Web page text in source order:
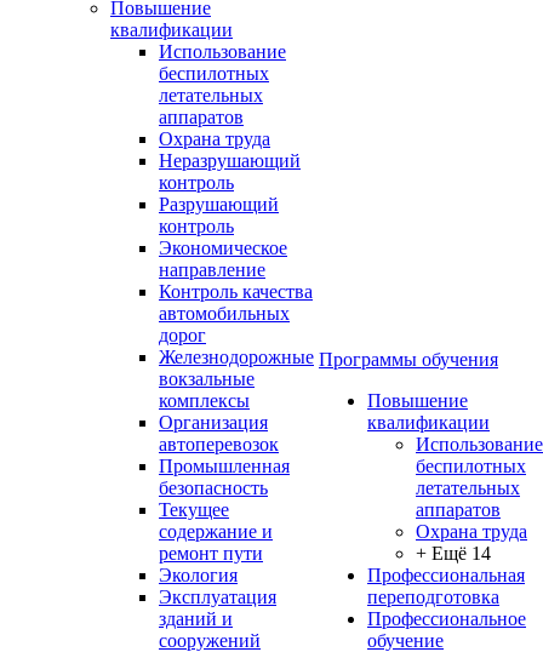
Повышение
квалификации
Использование
беспилотных
летательных
аппаратов
Охрана труда
Неразрушающий
контроль
Разрушающий
контроль
Экономическое
направление
Контроль качества
автомобильных
дорог
Железнодорожные
вокзальные
комплексы
Организация
автоперевозок
Промышленная
безопасность
Текущее
содержание и
ремонт пути
Экология
Эксплуатация
зданий и
сооружений
Программы обучения
Повышение
квалификации
Использование
беспилотных
летательных
аппаратов
Охрана труда
+ Ещё 14
Профессиональная
переподготовка
Профессиональное
обучение